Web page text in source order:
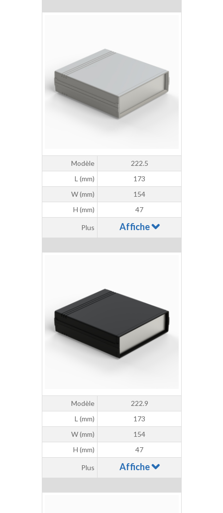
Modèle
222.5
L (mm)
173
W (mm)
154
H (mm)
47
Plus Affiche
Modèle
222.9
L (mm)
173
W (mm)
154
H (mm)
47
Plus Affiche